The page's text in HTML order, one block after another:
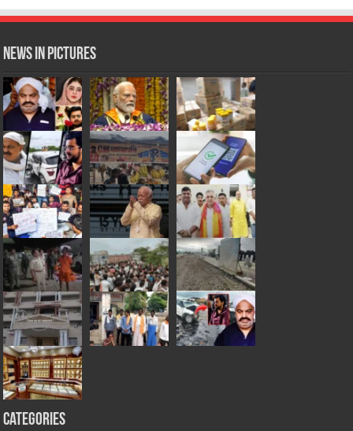
News in Pictures
Categories